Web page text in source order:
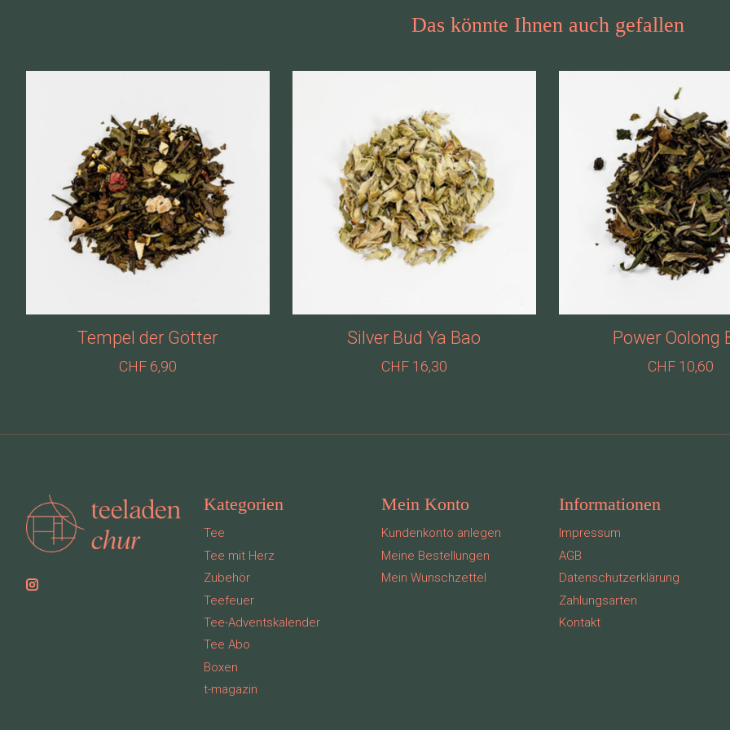
Das könnte Ihnen auch gefallen
Tempel der Götter
CHF 6,90
Silver Bud Ya Bao
CHF 16,30
Power Oolong
CHF 10,60
Kategorien
Tee
Tee mit Herz
Zubehör
Teefeuer
Tee-Adventskalender
Tee Abo
Boxen
t-magazin
Mein Konto
Kundenkonto anlegen
Meine Bestellungen
Mein Wunschzettel
Informationen
Impressum
AGB
Datenschutzerklärung
Zahlungsarten
Kontakt